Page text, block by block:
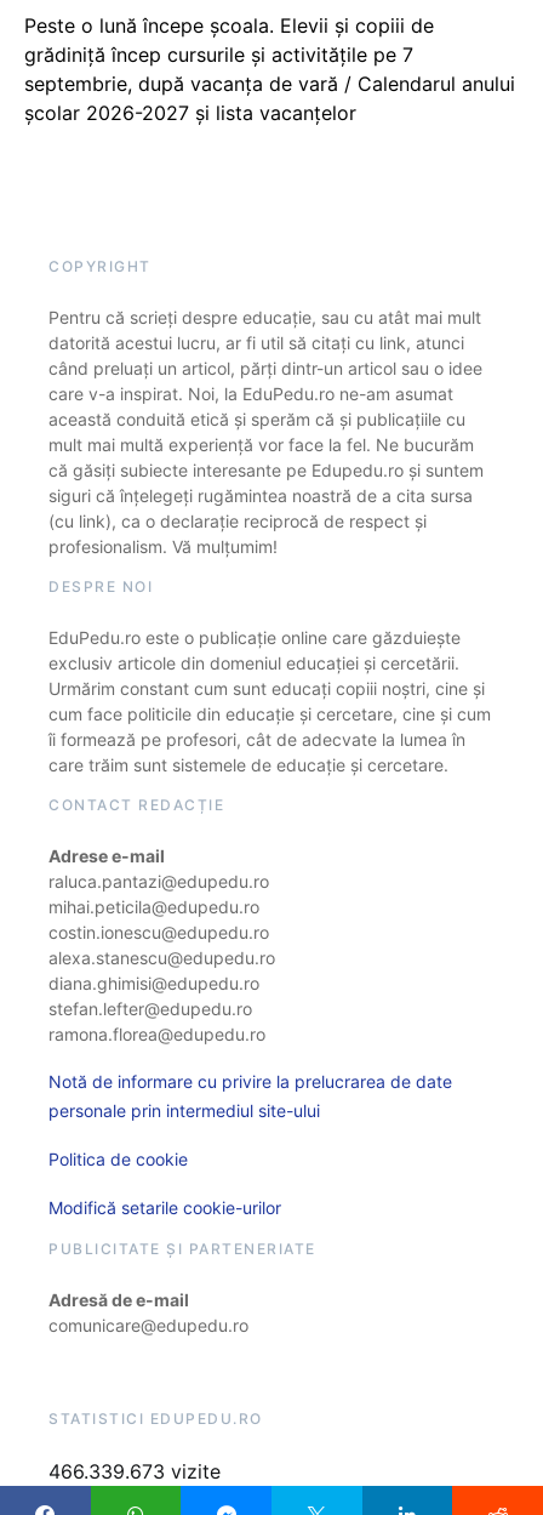
Peste o lună începe școala. Elevii și copiii de
grădiniță încep cursurile și activitățile pe 7
septembrie, după vacanța de vară / Calendarul anului
școlar 2026-2027 și lista vacanțelor
COPYRIGHT
Pentru că scrieți despre educație, sau cu atât mai mult
datorită acestui lucru, ar fi util să citați cu link, atunci
când preluați un articol, părți dintr-un articol sau o idee
care v-a inspirat. Noi, la EduPedu.ro ne-am asumat
această conduită etică și sperăm că și publicațiile cu
mult mai multă experiență vor face la fel. Ne bucurăm
că găsiți subiecte interesante pe Edupedu.ro și suntem
siguri că înțelegeți rugămintea noastră de a cita sursa
(cu link), ca o declarație reciprocă de respect și
profesionalism. Vă mulțumim!
DESPRE NOI
EduPedu.ro este o publicație online care găzduiește
exclusiv articole din domeniul educației și cercetării.
Urmărim constant cum sunt educați copiii noștri, cine și
cum face politicile din educație și cercetare, cine și cum
îi formează pe profesori, cât de adecvate la lumea în
care trăim sunt sistemele de educație și cercetare.
CONTACT REDACȚIE
Adrese e-mail
raluca.pantazi@edupedu.ro
mihai.peticila@edupedu.ro
costin.ionescu@edupedu.ro
alexa.stanescu@edupedu.ro
diana.ghimisi@edupedu.ro
stefan.lefter@edupedu.ro
ramona.florea@edupedu.ro
Notă de informare cu privire la prelucrarea de date
personale prin intermediul site-ului
Politica de cookie
Modifică setarile cookie-urilor
PUBLICITATE ȘI PARTENERIATE
Adresă de e-mail
comunicare@edupedu.ro
STATISTICI EDUPEDU.RO
466.339.673 vizite